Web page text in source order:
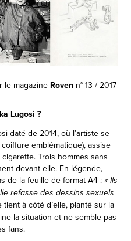
le magazine Roven n° 13 / 2017
Lugosi ?
daté de 2014, où l’artiste se
emblématique), assise
Trois hommes sans
devant elle. En légende,
de la feuille de format A4 :« Ils
refasse des dessins sexuels
à côté d’elle, planté sur la
la situation et ne semble pas
fans.